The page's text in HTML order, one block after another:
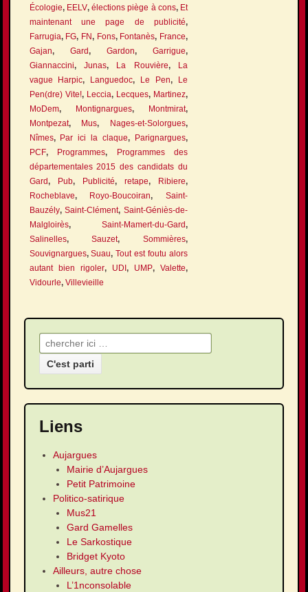
Écologie, EELV,élections piège à cons, Et
maintenant une page de publicité,
Farrugia, FG, FN, Fons, Fontanès, France,
Gajan, Gard, Gardon,Garrigue,
Giannaccini, Junas, La Rouvière,
La
vague Harpic, Languedoc, Le Pen,
Le
Pen(dre) Vite!, Leccia, Lecques, Martinez,
MoDem, Montignargues, Montmirat,
Montpezat, Mus, Nages-et-Solorgues,
Nîmes, Par ici la claque, Parignargues,
PCF, Programmes,
Programmes des
départementales 2015 des candidats du
Gard, Pub, Publicité,retape, Ribiere,
Rocheblave, Royo-Boucoiran,Saint-
Bauzély,Saint-Clément,Saint-Géniès-de-
Malgloirès,Saint-Mamert-du-Gard,
Salinelles,Sauzet,Sommières,
Souvignargues,Suau,Tout est foutu alors
autant bien rigoler, UDI , UMP,Valette,
Vidourle, Villevieille
Recherche pour:
Liens
Aujargues
Mairie d’Aujargues
Petit Patrimoine
Politico-satirique
Mus21
Gard Gamelles
Le Sarkostique
Bridget Kyoto
Ailleurs, autre chose
L’1nconsolable